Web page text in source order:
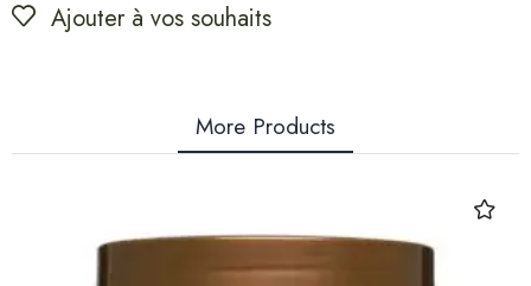
Ajouter à vos souhaits
More Products